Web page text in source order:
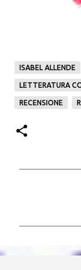
ISABEL ALLENDE
LETTERATURA
RECENSIONE